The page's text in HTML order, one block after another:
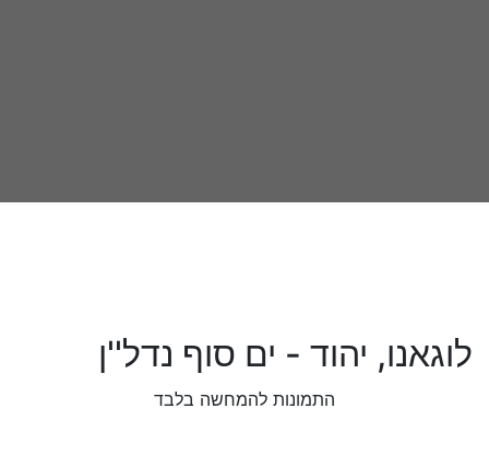
לוגאנו, יהוד - ים סוף נדל''ן
התמונות להמחשה בלבד